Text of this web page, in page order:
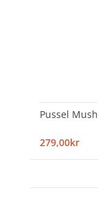
Pussel
279,00kr